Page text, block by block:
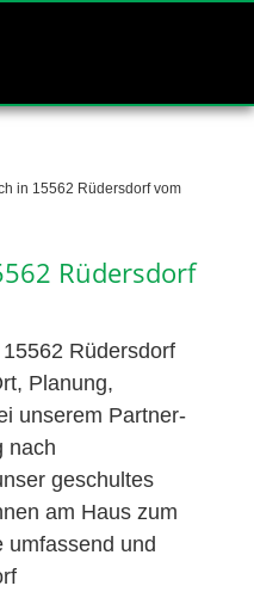
in 15562 Rüdersdorf vom
Rüdersdorf
Rüdersdorf
Planung,
unserem Partner-
nach
geschultes
am Haus zum
umfassend und